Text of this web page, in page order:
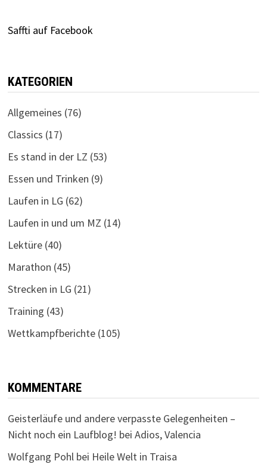
Saffti auf Facebook
KATEGORIEN
Allgemeines (76)
Classics (17)
Es stand in der LZ (53)
Essen und Trinken (9)
Laufen in LG (62)
Laufen in und um MZ (14)
Lektüre(40)
Marathon (45)
Strecken in LG (21)
Training (43)
Wettkampfberichte(105)
KOMMENTARE
Geisterläufe und andere verpasste Gelegenheiten –
Nicht noch ein Laufblog! bei Adios, Valencia
Wolfgang Pohlbei Heile Welt in Traisa